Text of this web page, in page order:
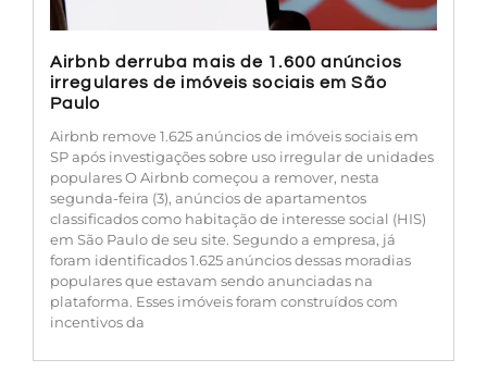
Airbnb derruba mais de 1.600 anúncios
irregulares de imóveis sociais em São
Paulo
Airbnb remove 1.625 anúncios de imóveis sociais em
SP após investigações sobre uso irregular de unidades
populares O Airbnb começou a remover, nesta
segunda-feira (3), anúncios de apartamentos
classificados como habitação de interesse social (HIS)
em São Paulo de seu site. Segundo a empresa, já
foram identificados 1.625 anúncios dessas moradias
populares que estavam sendo anunciadas na
plataforma. Esses imóveis foram construídos com
incentivos da